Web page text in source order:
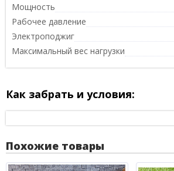
Мощность
Рабочее давление
Электроподжиг
Максимальный вес нагрузки
Как забрать и условия:
Похожие товары